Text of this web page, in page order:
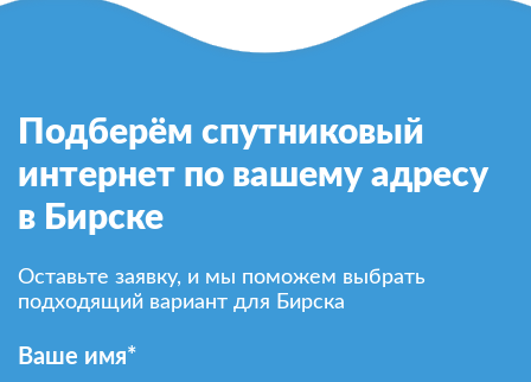
Подберём спутниковый
интернет по вашему адресу
в Бирске
Оставьте заявку, и мы поможем выбрать
подходящий вариант для Бирска
Ваше имя*